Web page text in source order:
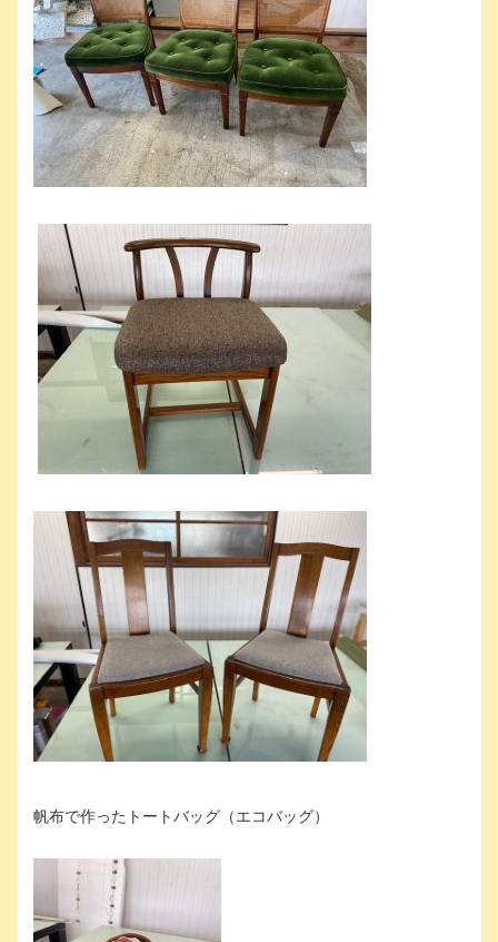
帆布で作ったトートバッグ（エコバッグ）